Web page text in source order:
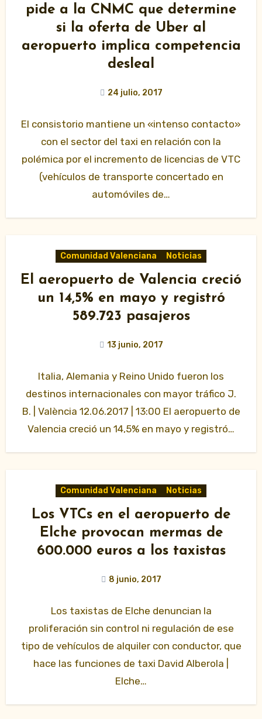
pide a la CNMC que determine
si la oferta de Uber al
aeropuerto implica competencia
desleal
24 julio, 2017
El consistorio mantiene un «intenso contacto»
con el sector del taxi en relación con la
polémica por el incremento de licencias de VTC
(vehículos de transporte concertado en
automóviles de…
Comunidad Valenciana Noticias
El aeropuerto de Valencia creció
un 14,5% en mayo y registró
589.723 pasajeros
13 junio, 2017
Italia, Alemania y Reino Unido fueron los
destinos internacionales con mayor tráfico J.
B. | València 12.06.2017 | 13:00 El aeropuerto de
Valencia creció un 14,5% en mayo y registró…
Comunidad Valenciana Noticias
Los VTCs en el aeropuerto de
Elche provocan mermas de
600.000 euros a los taxistas
8 junio, 2017
Los taxistas de Elche denuncian la
proliferación sin control ni regulación de ese
tipo de vehículos de alquiler con conductor, que
hace las funciones de taxi David Alberola |
Elche…